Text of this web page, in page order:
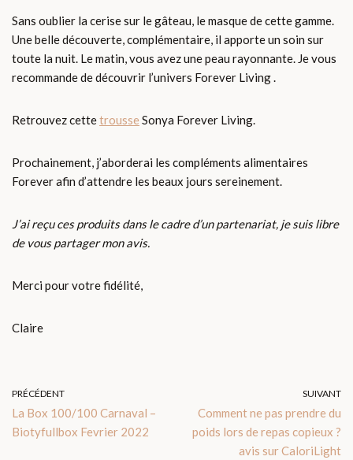
Sans oublier la cerise sur le gâteau, le masque de cette gamme.
Une belle découverte, complémentaire, il apporte un soin sur
toute la nuit. Le matin, vous avez une peau rayonnante. Je vous
recommande de découvrir l’univers Forever Living .
Retrouvez cettetrousse Sonya Forever Living.
Prochainement, j’aborderai les compléments alimentaires
Forever afin d’attendre les beaux jours sereinement.
J’ai reçu ces produits dans le cadre d’un partenariat, je suis libre
de vous partager mon avis.
Merci pour votre fidélité,
Claire
PRÉCÉDENT
La Box 100/100 Carnaval –
Biotyfullbox Fevrier 2022
SUIVANT
Comment ne pas prendre du
poids lors de repas copieux ?
avis sur CaloriLight